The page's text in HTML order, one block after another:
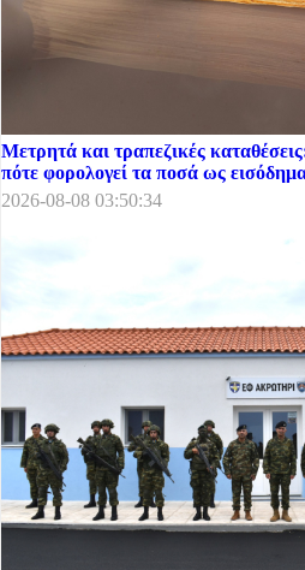
Μετρητά και τραπεζικές
πότε φορολογεί τα ποσά ως
2026-08-08 03:50:34